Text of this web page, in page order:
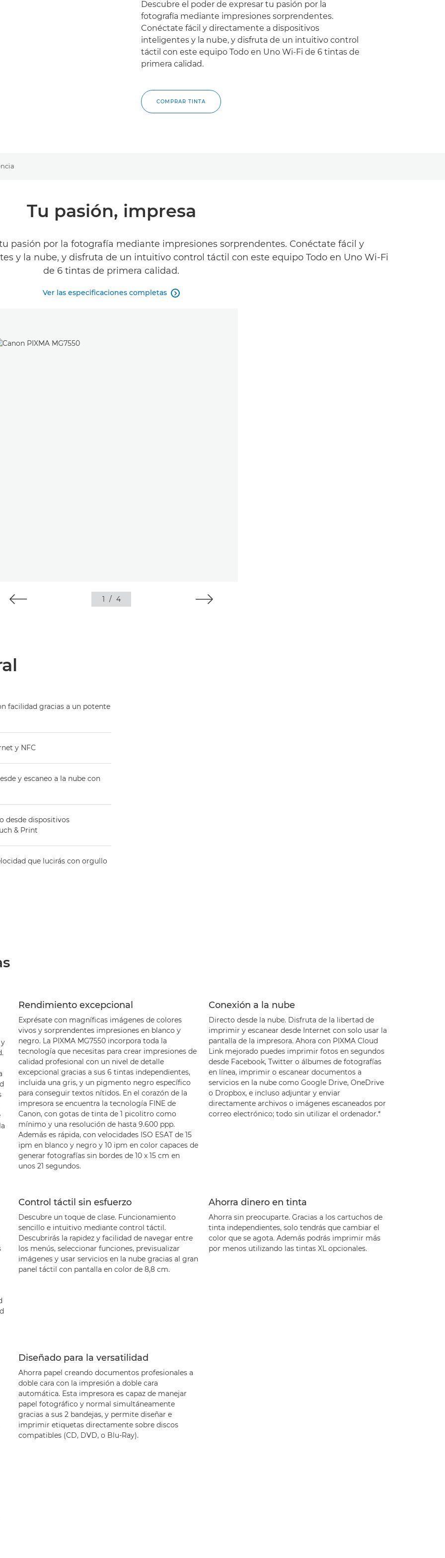
Descubre el poder de expresar tu pasión por la
fotografía mediante impresiones sorprendentes.
Conéctate fácil y directamente a dispositivos
inteligentes y la nube, y disfruta de un intuitivo control
táctil con este equipo Todo en Uno Wi-Fi de 6 tintas de
primera calidad.
COMPRAR TINTA
Tu pasión, impresa
pasión por la fotografía mediante impresiones sorprendentes. Conéctate fácil y
y la nube, y disfruta de un intuitivo control táctil con este equipo Todo en Uno Wi-Fi
de 6 tintas de primera calidad.
Ver las especificaciones completas 
1 / 4
facilidad gracias a un potente
y NFC
y escaneo a la nube con
desde dispositivos
& Print
que lucirás con orgullo
Rendimiento excepcional
Exprésate con magníficas imágenes de colores
vivos y sorprendentes impresiones en blanco y
negro. La PIXMA MG7550 incorpora toda la
tecnología que necesitas para crear impresiones de
calidad profesional con un nivel de detalle
excepcional gracias a sus 6 tintas independientes,
incluida una gris, y un pigmento negro específico
para conseguir textos nítidos. En el corazón de la
impresora se encuentra la tecnología FINE de
Canon, con gotas de tinta de 1 picolitro como
mínimo y una resolución de hasta 9.600 ppp.
Además es rápida, con velocidades ISO ESAT de 15
ipm en blanco y negro y 10 ipm en color capaces de
generar fotografías sin bordes de 10 x 15 cm en
unos 21 segundos.
Conexión a la nube
Directo desde la nube. Disfruta de la libertad de
imprimir y escanear desde Internet con solo usar la
pantalla de la impresora. Ahora con PIXMA Cloud
Link mejorado puedes imprimir fotos en segundos
desde Facebook, Twitter o álbumes de fotografías
en línea, imprimir o escanear documentos a
servicios en la nube como Google Drive, OneDrive
o Dropbox, e incluso adjuntar y enviar
directamente archivos o imágenes escaneados por
correo electrónico; todo sin utilizar el ordenador.*
Control táctil sin esfuerzo
Descubre un toque de clase. Funcionamiento
sencillo e intuitivo mediante control táctil.
Descubrirás la rapidez y facilidad de navegar entre
los menús, seleccionar funciones, previsualizar
imágenes y usar servicios en la nube gracias al gran
panel táctil con pantalla en color de 8,8 cm.
Ahorra dinero en tinta
Ahorra sin preocuparte. Gracias a los cartuchos de
tinta independientes, solo tendrás que cambiar el
color que se agota. Además podrás imprimir más
por menos utilizando las tintas XL opcionales.
Diseñado para la versatilidad
Ahorra papel creando documentos profesionales a
doble cara con la impresión a doble cara
automática. Esta impresora es capaz de manejar
papel fotográfico y normal simultáneamente
gracias a sus 2 bandejas, y permite diseñar e
imprimir etiquetas directamente sobre discos
compatibles (CD, DVD, o Blu-Ray).